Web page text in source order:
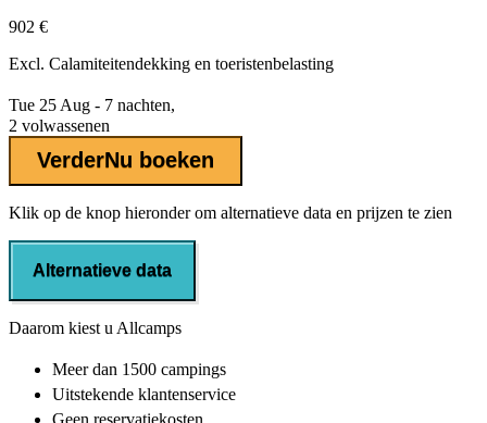
902 €
Excl. Calamiteitendekking en toeristenbelasting
Tue 25 Aug - 7 nachten,
2 volwassenen
VerderNu boeken
Klik op de knop hieronder om alternatieve data en prijzen te zien
Alternatieve data
Daarom kiest u Allcamps
Meer dan 1500 campings
Uitstekende klantenservice
Geen reservatiekosten